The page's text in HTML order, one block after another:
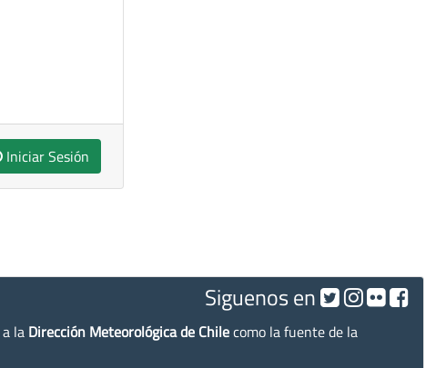
Iniciar Sesión
Siguenos en
la Dirección Meteorológica de Chilecomo la fuente de la